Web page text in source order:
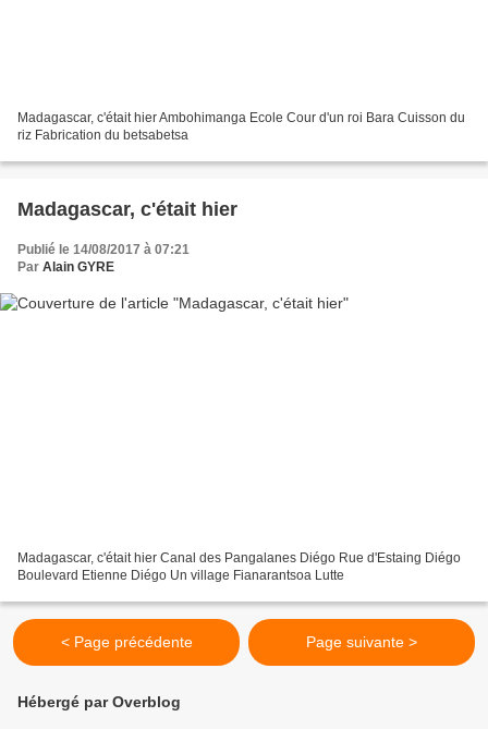
Madagascar, c'était hier Ambohimanga Ecole Cour d'un roi Bara Cuisson du
riz Fabrication du betsabetsa
Madagascar, c'était hier
Publié le 14/08/2017 à 07:21
Par Alain GYRE
Madagascar, c'était hier Canal des Pangalanes Diégo Rue d'Estaing Diégo
Boulevard Etienne Diégo Un village Fianarantsoa Lutte
< Page précédente Page suivante >
Hébergé par Overblog